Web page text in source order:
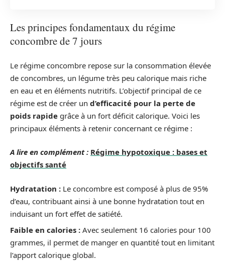
Les principes fondamentaux du régime
concombre de 7 jours
Le régime concombre repose sur la consommation élevée
de concombres, un légume très peu calorique mais riche
en eau et en éléments nutritifs. L’objectif principal de ce
régime est de créer un d’efficacité pour la perte de
poids rapide grâce à un fort déficit calorique. Voici les
principaux éléments à retenir concernant ce régime :
A lire en complément : Régime hypotoxique : bases et
objectifs santé
Hydratation : Le concombre est composé à plus de 95%
d’eau, contribuant ainsi à une bonne hydratation tout en
induisant un fort effet de satiété.
Faible en calories : Avec seulement 16 calories pour 100
grammes, il permet de manger en quantité tout en limitant
l’apport calorique global.